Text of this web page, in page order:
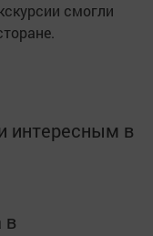
смогли
интересным в
в